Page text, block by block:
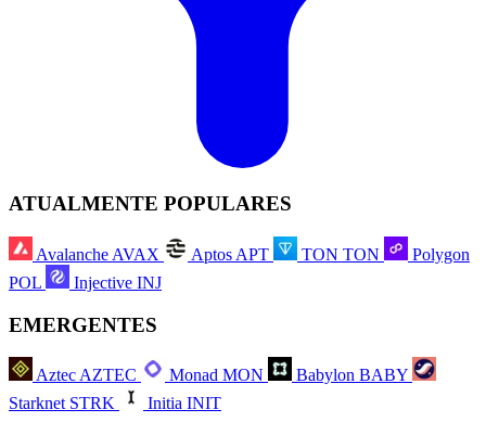
ATUALMENTE POPULARES
Avalanche AVAX Aptos APT TON TON
Polygon
POL
Injective INJ
EMERGENTES
AztecAZTEC Monad MON Babylon BABY
Starknet STRK Initia INIT